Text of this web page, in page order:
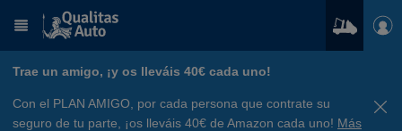
Trae un amigo, ¡y os lleváis 40€ cada uno!
Con el PLAN AMIGO, por cada persona que contrate su
seguro de tu parte, ¡os lleváis 40€ de Amazon cada uno! Más